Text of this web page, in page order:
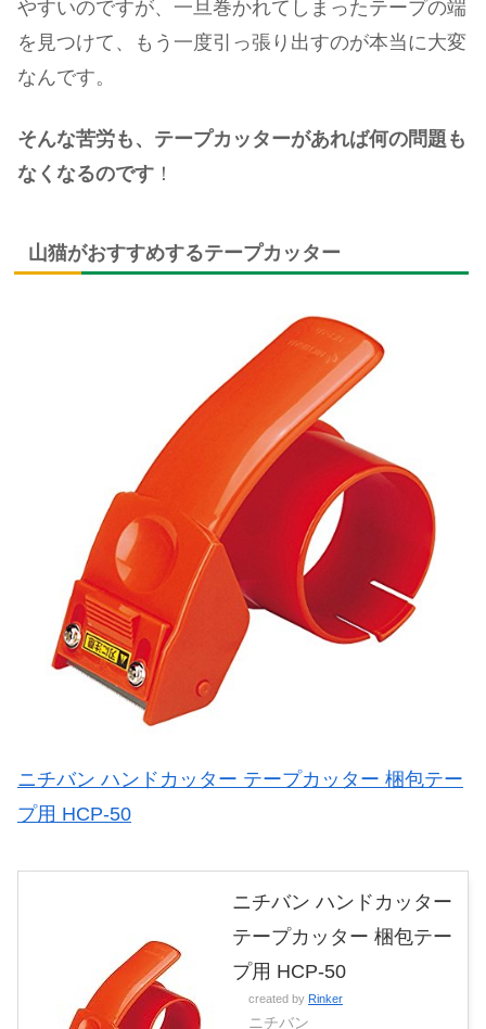
やすいのですが、一旦巻かれてしまったテープの端
を見つけて、もう一度引っ張り出すのが本当に大変
なんです。
そんな苦労も、テープカッターがあれば何の問題も
なくなるのです ！
山猫がおすすめするテープカッター
ニチバン ハンドカッター テープカッター 梱包テー
プ用 HCP-50
ニチバン ハンドカッター
テープカッター 梱包テー
プ用 HCP-50
created by Rinker
ニチバン